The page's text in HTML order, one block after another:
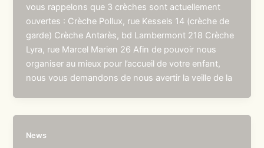
vous rappelons que 3 crèches sont actuellement
ouvertes : Crèche Pollux, rue Kessels 14 (crèche de
garde) Crèche Antarès, bd Lambermont 218 Crèche
Lyra, rue Marcel Marien 26 Afin de pouvoir nous
organiser au mieux pour l’accueil de votre enfant,
nous vous demandons de nous avertir la veille de la
News